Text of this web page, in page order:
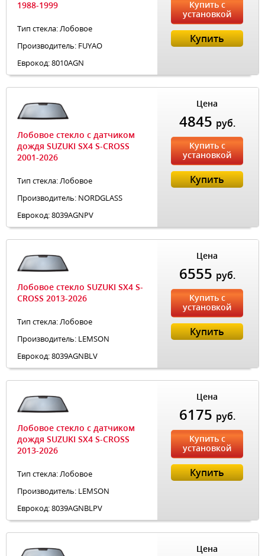
1988-1999
Тип стекла: Лобовое
Производитель: FUYAO
Еврокод: 8010AGN
Купить с
установкой
Купить
Лобовое стекло с датчиком
дождя SUZUKI SX4 S-CROSS
2001-2026
Тип стекла: Лобовое
Производитель: NORDGLASS
Еврокод: 8039AGNPV
Цена
4845 руб.
Купить с
установкой
Купить
Лобовое стекло SUZUKI SX4 S-
CROSS 2013-2026
Тип стекла: Лобовое
Производитель: LEMSON
Еврокод: 8039AGNBLV
Цена
6555 руб.
Купить с
установкой
Купить
Лобовое стекло с датчиком
дождя SUZUKI SX4 S-CROSS
2013-2026
Тип стекла: Лобовое
Производитель: LEMSON
Еврокод: 8039AGNBLPV
Цена
6175 руб.
Купить с
установкой
Купить
Цена